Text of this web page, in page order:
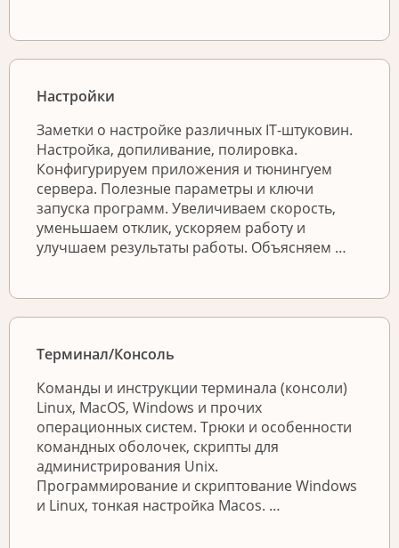
Настройки
Заметки о настройке различных IT-штуковин.
Настройка, допиливание, полировка.
Конфигурируем приложения и тюнингуем
сервера. Полезные параметры и ключи
запуска программ. Увеличиваем скорость,
уменьшаем отклик, ускоряем работу и
улучшаем результаты работы. Объясняем …
Терминал/Консоль
Команды и инструкции терминала (консоли)
Linux, MacOS, Windows и прочих
операционных систем. Трюки и особенности
командных оболочек, скрипты для
администрирования Unix.
Программирование и скриптование Windows
и Linux, тонкая настройка Macos. …